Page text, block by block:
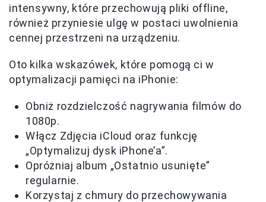
intensywny, które przechowują pliki offline,
również przyniesie ulgę w postaci uwolnienia
cennej przestrzeni na urządzeniu.
Oto kilka wskazówek, które pomogą ci w
optymalizacji pamięci na iPhonie:
Obniż rozdzielczość nagrywania filmów do
1080p.
Włącz Zdjęcia iCloud oraz funkcję
„Optymalizuj dysk iPhone’a”.
Opróżniaj album „Ostatnio usunięte”
regularnie.
Korzystaj z chmury do przechowywania